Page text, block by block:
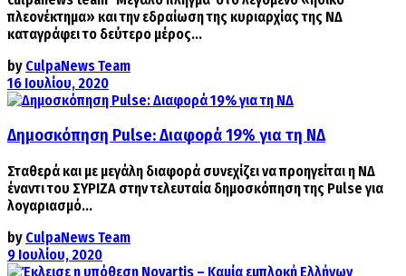
πλεονέκτημα» και την εδραίωση της κυριαρχίας της ΝΔ
καταγράφει το δεύτερο μέρος...
by CulpaNews Team
16 Ιουλίου, 2020
Δημοσκόπηση Pulse: Διαφορά 19% για τη ΝΔ
Σταθερά και με μεγάλη διαφορά συνεχίζει να προηγείται η ΝΔ
έναντι του ΣΥΡΙΖΑ στην τελευταία δημοσκόπηση της Pulse για
λογαριασμό...
by CulpaNews Team
9 Ιουλίου, 2020